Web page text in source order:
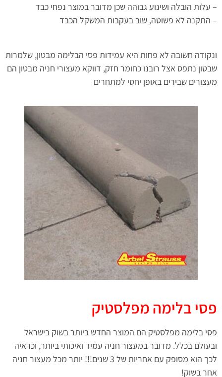
– עלות הובלה ושינוע גבוהה שכן מדובר במוצר נפחי כבד
– התקנה לא פשוטה, שוב בעקבות המשקל הכבד
ונקודה חשובה לא פחות היא עמידות פסי הבלימה מבטון, שלמרות
שבטון נתפס אצל רובנו כחומר חזק, דווקא מעצורי חניה מבטון הם
מעצורים שבירים באופן יחסי למתחרים
פסי בלימה מפלסטיק
פסי בלימה מפלסטיק הם המוצר החדש ביותר בשוק בישראל
ובעולם בכלל. מדובר במעצור חניה עמיד ואיכותי ביותר, וכראיה
לכך הוא מסופק עם אחריות של 3 שנים!!! יותר מכל מעצור חניה
אחר בשוק!